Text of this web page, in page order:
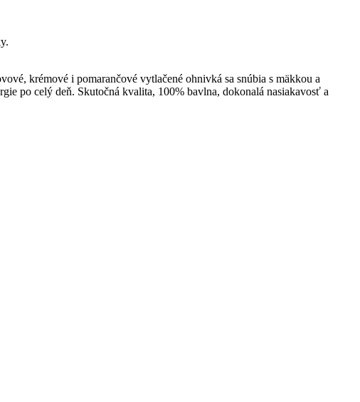
krémové i pomarančové vytlačené ohnivká sa snúbia s mäkkou a
po celý deň. Skutočná kvalita, 100% bavlna, dokonalá nasiakavosť a